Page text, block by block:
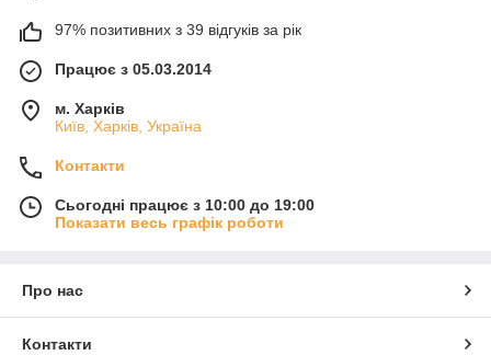
97% позитивних з 39 відгуків за рік
Працює з 05.03.2014
м. Харків
Київ, Харків, Україна
Контакти
Сьогодні працює з 10:00 до 19:00
Показати весь графік роботи
Про нас
Контакти